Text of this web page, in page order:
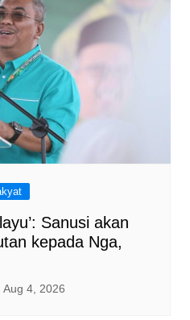
Sanusi akan
kepada Nga,
Aug 4, 2026